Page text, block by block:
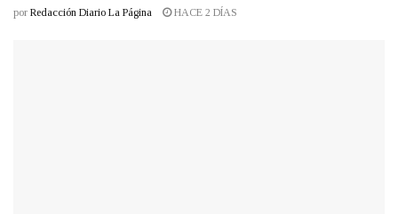
por Redacción Diario La Página HACE 2 DÍAS